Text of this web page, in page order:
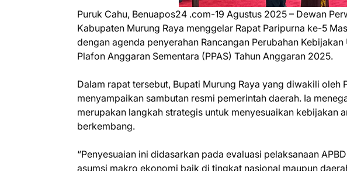
Puruk Cahu, Benuapos24 .com-19 Agustus 2025 – Dewan
Kabupaten Murung Raya menggelar Rapat Paripurna ke-5
dengan agenda penyerahan Rancangan Perubahan
Plafon Anggaran Sementara (PPAS) Tahun Anggaran 2025.
Dalam rapat tersebut, Bupati Murung Raya yang diwakili oleh
menyampaikan sambutan resmi pemerintah daerah. Ia
merupakan langkah strategis untuk menyesuaikan kebijakan
berkembang.
“Penyesuaian ini didasarkan pada evaluasi pelaksanaan
asumsi makro ekonomi baik di tingkat nasional maupun